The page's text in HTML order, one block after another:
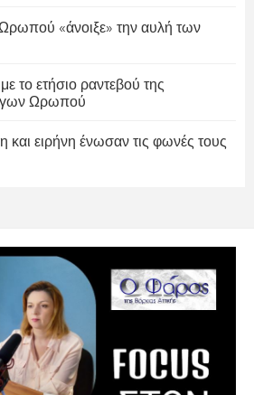
«άνοιξε» την αυλή των
το ετήσιο ραντεβού της
Ωρωπού
και ειρήνη ένωσαν τις φωνές τους